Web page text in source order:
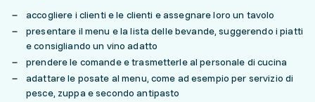
accogliere i clienti e le clienti e assegnare loro un tavolo
presentare il menu e la lista delle bevande, suggerendo i piatti
e consigliando un vino adatto
prendere le comande e trasmetterle al personale di cucina
adattare le posate al menu, come ad esempio per servizio di
pesce, zuppa e secondo antipasto